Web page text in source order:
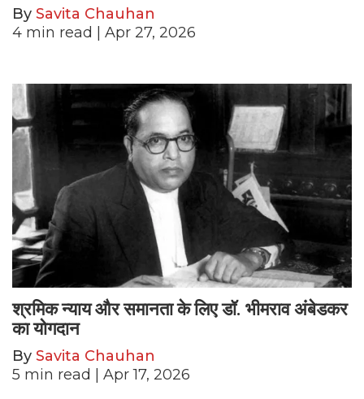
By Savita Chauhan
4 min read | Apr 27, 2026
श्रमिक न्याय और समानता के लिए डॉ. भीमराव अंबेडकर
का योगदान
By Savita Chauhan
5 min read | Apr 17, 2026